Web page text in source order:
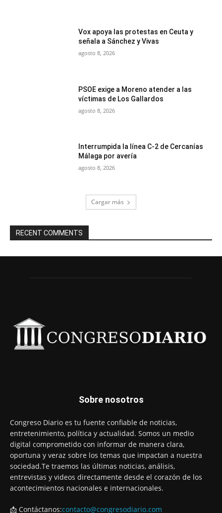
Vox apoya las protestas en Ceuta y
señala a Sánchez y Vivas
agosto 8, 2026
PSOE exige a Moreno atender a las
víctimas de Los Gallardos
agosto 8, 2026
Interrumpida la línea C-2 de Cercanías
Málaga por avería
agosto 8, 2026
Cargar más
RECENT COMMENTS
Sobre nosotros
Congreso Diario es tu fuente confiable de noticias,
entretenimiento, política y actualidad. Somos un medio
digital comprometido con informar de manera clara,
oportuna y veraz sobre los temas que impactan a nuestra
sociedad.Te traemos las últimas noticias, análisis,
entrevistas y videos directamente desde el corazón de los
acontecimientos nacionales e internacionales.
📩 Contáctanos:contacto@congresodiario.com